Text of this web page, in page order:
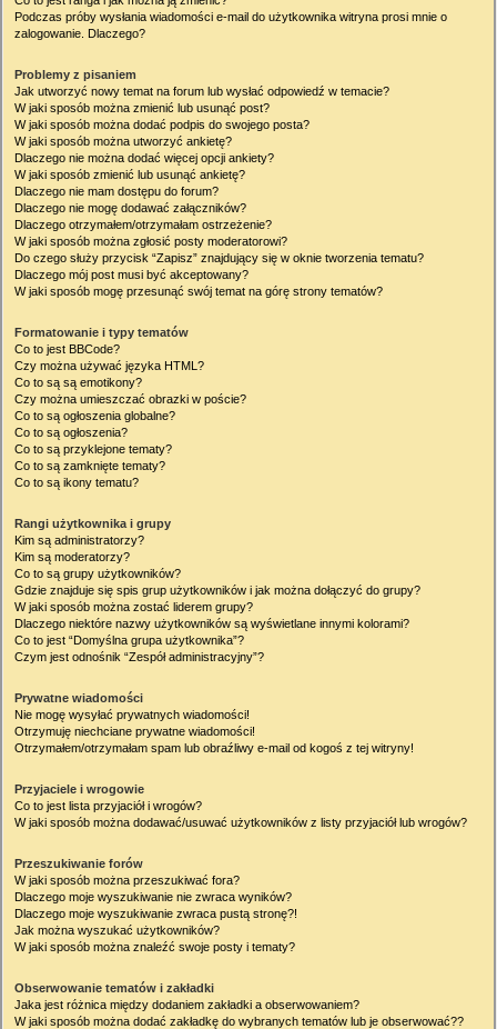
Podczas próby wysłania wiadomości e-mail do użytkownika witryna prosi mnie o
zalogowanie. Dlaczego?
Problemy z pisaniem
Jak utworzyć nowy temat na forum lub wysłać odpowiedź w temacie?
W jaki sposób można zmienić lub usunąć post?
W jaki sposób można dodać podpis do swojego posta?
W jaki sposób można utworzyć ankietę?
Dlaczego nie można dodać więcej opcji ankiety?
W jaki sposób zmienić lub usunąć ankietę?
Dlaczego nie mam dostępu do forum?
Dlaczego nie mogę dodawać załączników?
Dlaczego otrzymałem/otrzymałam ostrzeżenie?
W jaki sposób można zgłosić posty moderatorowi?
Do czego służy przycisk “Zapisz” znajdujący się w oknie tworzenia tematu?
Dlaczego mój post musi być akceptowany?
W jaki sposób mogę przesunąć swój temat na górę strony tematów?
Formatowanie i typy tematów
Co to jest BBCode?
Czy można używać języka HTML?
Co to są są emotikony?
Czy można umieszczać obrazki w poście?
Co to są ogłoszenia globalne?
Co to są ogłoszenia?
Co to są przyklejone tematy?
Co to są zamknięte tematy?
Co to są ikony tematu?
Rangi użytkownika i grupy
Kim są administratorzy?
Kim są moderatorzy?
Co to są grupy użytkowników?
Gdzie znajduje się spis grup użytkowników i jak można dołączyć do grupy?
W jaki sposób można zostać liderem grupy?
Dlaczego niektóre nazwy użytkowników są wyświetlane innymi kolorami?
Co to jest “Domyślna grupa użytkownika”?
Czym jest odnośnik “Zespół administracyjny”?
Prywatne wiadomości
Nie mogę wysyłać prywatnych wiadomości!
Otrzymuję niechciane prywatne wiadomości!
Otrzymałem/otrzymałam spam lub obraźliwy e-mail od kogoś z tej witryny!
Przyjaciele i wrogowie
Co to jest lista przyjaciół i wrogów?
W jaki sposób można dodawać/usuwać użytkowników z listy przyjaciół lub wrogów?
Przeszukiwanie forów
W jaki sposób można przeszukiwać fora?
Dlaczego moje wyszukiwanie nie zwraca wyników?
Dlaczego moje wyszukiwanie zwraca pustą stronę?!
Jak można wyszukać użytkowników?
W jaki sposób można znaleźć swoje posty i tematy?
Obserwowanie tematów i zakładki
Jaka jest różnica między dodaniem zakładki a obserwowaniem?
W jaki sposób można dodać zakładkę do wybranych tematów lub je obserwować??